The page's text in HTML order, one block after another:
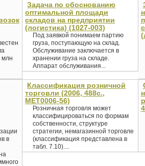
млн
Задача по обоснованию
оптимальной площади
складов на предприятии
(логистика) (1027-003)
Под заявкой понимаем партию
груза, поступающую на склад.
Обслуживание заключается в
хранении груза на складе.
Аппарат обслуживания...
в
Классификация розничной
торговли (2006, 488с.,
MET0006-56)
Розничная торговля может
классифицироваться по формам
собственности, структуре
стратегии, немагазинной торговле
(классификация представлена в
табл. 7.10)....